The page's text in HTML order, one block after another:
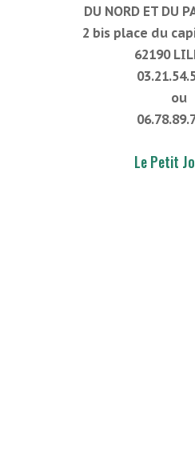
DU NORD ET DU
2 bis place du
62190
ou
Le Petit